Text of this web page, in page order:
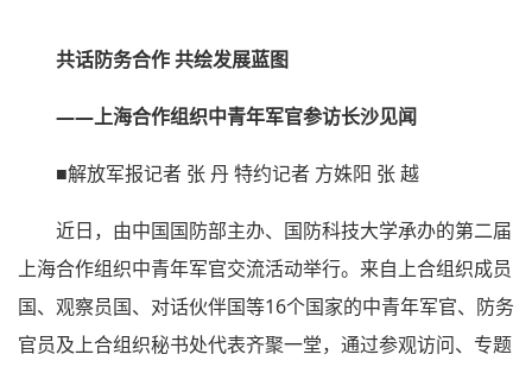
共话防务合作 共绘发展蓝图
——上海合作组织中青年军官参访长沙见闻
■解放军报记者 张 丹 特约记者 方姝阳 张 越
近日，由中国国防部主办、国防科技大学承办的第二届
上海合作组织中青年军官交流活动举行。来自上合组织成员
国、观察员国、对话伙伴国等16个国家的中青年军官、防务
官员及上合组织秘书处代表齐聚一堂，通过参观访问、专题